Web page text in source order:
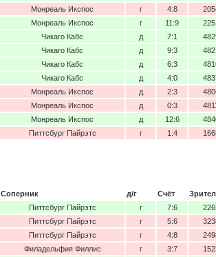
Монреаль Икспос г 4:8
Монреаль Икспос г 11:9
Чикаго Кабс д 7:1
Чикаго Кабс д 9:3
Чикаго Кабс д 6:3
Чикаго Кабс д 4:0
Монреаль Икспос д 2:3
Монреаль Икспос д 0:3
Монреаль Икспос д 12:6
Питтсбург Пайрэтс г 1:4
Соперник д/г Счёт
Питтсбург Пайрэтс г 7:6
Питтсбург Пайрэтс г 5:6
Питтсбург Пайрэтс г 4:8
Филадельфия Филлис г 3:7